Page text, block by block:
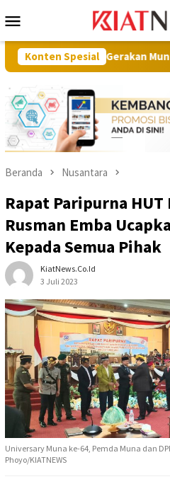
ke
Mobile
Konten Spesial
Gerakan Muna Makan Jagung
Beranda Nusantara
Rapat Paripurna HUT
Rusman Emba
Kepada Semua Pihak
KiatNews.co.id
3 Juli 2023
Universary Muna ke-64, Pemda Muna dan
Phoyo/KIATNEWS